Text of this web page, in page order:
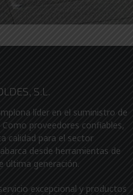
S.L.
líder en el suministro de
proveedores confiables,
calidad para el sector
desde herramientas de
última generación.
excepcional y productos